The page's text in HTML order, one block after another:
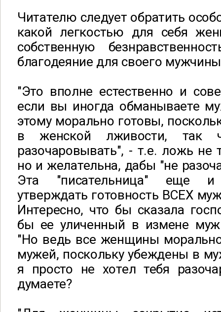
Читателю следует обратить
какой легкостью для себя
собственную
благодеяние для своего
"Это вполне естественно и
если вы иногда обманываете
этому морально готовы,
в женской лживости,
разочаровывать", - т.е. ложь не
но и желательна, дабы "не
Эта "писательница" еще и
утверждать готовность ВСЕХ
Интересно, что бы сказала
бы ее уличенный в измене
"Но ведь все женщины
мужей, поскольку убеждены в
я просто не хотел тебя
думаете?